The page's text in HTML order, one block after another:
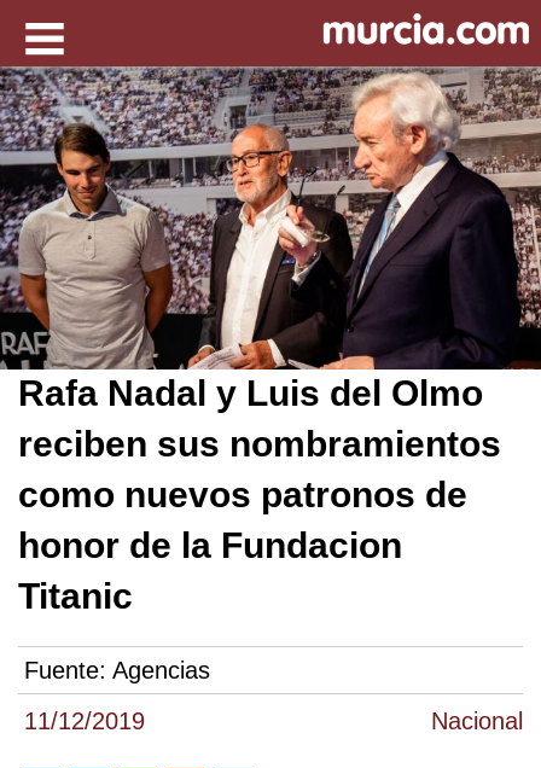
11/12/2019 Nacional
Rafa Nadal y Luis del Olmo
reciben sus nombramientos
como nuevos patronos de
honor de la Fundacion
Titanic
Fuente: Agencias